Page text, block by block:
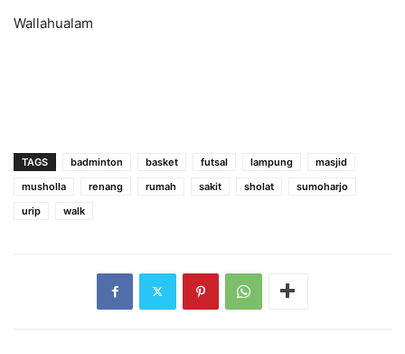
Wallahualam
TAGS badminton basket futsal lampung
masjid
musholla
renang rumah sakit sholat
sumoharjo
urip
walk